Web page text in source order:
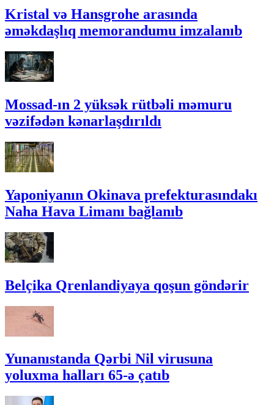
Kristal və Hansgrohe arasında
əməkdaşlıq memorandumu imzalanıb
Mossad-ın 2 yüksək rütbəli məmuru
vəzifədən kənarlaşdırıldı
Yaponiyanın Okinava prefekturasındakı
Naha Hava Limanı bağlanıb
Belçika Qrenlandiyaya qoşun göndərir
Yunanıstanda Qərbi Nil virusuna
yoluxma halları 65-ə çatıb